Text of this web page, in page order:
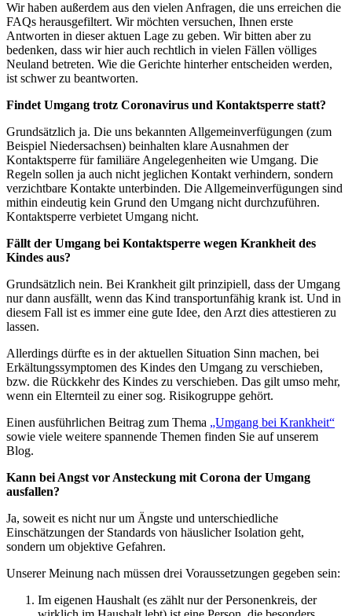
Wir haben außerdem aus den vielen Anfragen, die uns erreichen die
FAQs herausgefiltert. Wir möchten versuchen, Ihnen erste
Antworten in dieser aktuen Lage zu geben. Wir bitten aber zu
bedenken, dass wir hier auch rechtlich in vielen Fällen völliges
Neuland betreten. Wie die Gerichte hinterher entscheiden werden,
ist schwer zu beantworten.
Findet Umgang trotz Coronavirus und Kontaktsperre statt?
Grundsätzlich ja. Die uns bekannten Allgemeinverfügungen (zum
Beispiel Niedersachsen) beinhalten klare Ausnahmen der
Kontaktsperre für familiäre Angelegenheiten wie Umgang. Die
Regeln sollen ja auch nicht jeglichen Kontakt verhindern, sondern
verzichtbare Kontakte unterbinden. Die Allgemeinverfügungen sind
mithin eindeutig kein Grund den Umgang nicht durchzuführen.
Kontaktsperre verbietet Umgang nicht.
Fällt der Umgang bei Kontaktsperre wegen Krankheit des
Kindes aus?
Grundsätzlich nein. Bei Krankheit gilt prinzipiell, dass der Umgang
nur dann ausfällt, wenn das Kind transportunfähig krank ist. Und in
diesem Fall ist es immer eine gute Idee, den Arzt dies attestieren zu
lassen.
Allerdings dürfte es in der aktuellen Situation Sinn machen, bei
Erkältungssymptomen des Kindes den Umgang zu verschieben,
bzw. die Rückkehr des Kindes zu verschieben. Das gilt umso mehr,
wenn ein Elternteil zu einer sog. Risikogruppe gehört.
Einen ausführlichen Beitrag zum Thema „Umgang bei Krankheit“
sowie viele weitere spannende Themen finden Sie auf unserem
Blog.
Kann bei Angst vor Ansteckung mit Corona der Umgang
ausfallen?
Ja, soweit es nicht nur um Ängste und unterschiedliche
Einschätzungen der Standards von häuslicher Isolation geht,
sondern um objektive Gefahren.
Unserer Meinung nach müssen drei Voraussetzungen gegeben sein:
Im eigenen Haushalt (es zählt nur der Personenkreis, der